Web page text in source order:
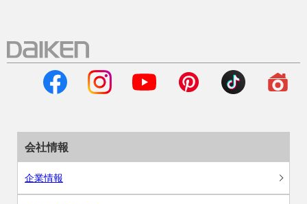
会社情報
企業情報